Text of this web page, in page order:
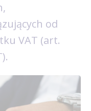
od
VAT (art.